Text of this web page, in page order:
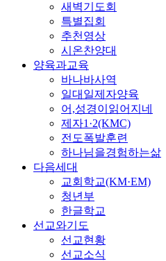
새벽기도회
특별집회
추천영상
시온찬양대
양육과교육
바나바사역
일대일제자양육
어,성경이읽어지네
제자1·2(KMC)
전도폭발훈련
하나님을경험하는삶
다음세대
교회학교(KM·EM)
청년부
한글학교
선교와기도
선교현황
선교소식